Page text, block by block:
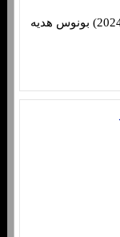
شرط بندی بازی لوریان و PSG ( 24 آوریل 2024) بونوس هدیه